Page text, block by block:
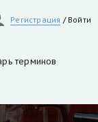
Регистрация / Войти
терминов